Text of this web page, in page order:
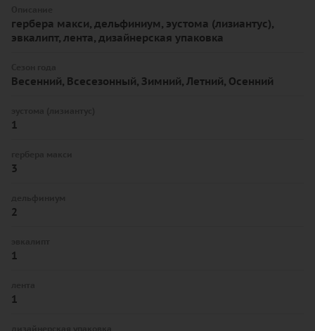
гербера макси, дельфиниум, эустома (лизиантус),
эвкалипт, лента, дизайнерская упаковка
Весенний, Всесезонный, Зимний, Летний, Осенний
1
3
2
1
1